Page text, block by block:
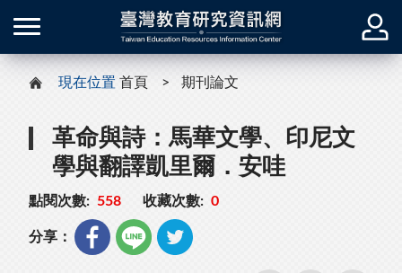
現在位置 首頁 期刊論文
革命與詩：馬華文學、印尼文
學與翻譯凱里爾．安哇
點閱次數: 558 收藏次數: 0
分享：